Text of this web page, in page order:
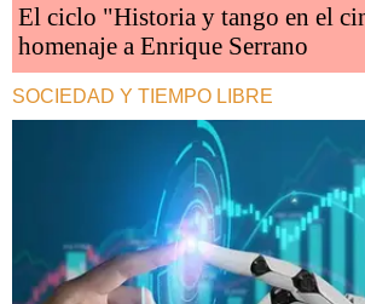
El ciclo "Historia y tango en el
homenaje a Enrique Serrano
SOCIEDAD Y TIEMPO LIBRE